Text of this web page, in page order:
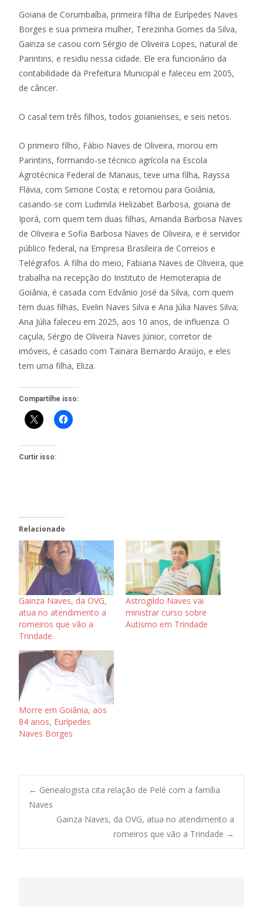
Goiana de Corumbaíba, primeira filha de Eurípedes Naves
Borges e sua primeira mulher, Terezinha Gomes da Silva,
Gainza se casou com Sérgio de Oliveira Lopes, natural de
Parintins, e residiu nessa cidade. Ele era funcionário da
contabilidade da Prefeitura Municipal e faleceu em 2005,
de câncer.
O casal tem três filhos, todos goianienses, e seis netos.
O primeiro filho, Fábio Naves de Oliveira, morou em
Parintins, formando-se técnico agrícola na Escola
Agrotécnica Federal de Manaus, teve uma filha, Rayssa
Flávia, com Simone Costa; e retornou para Goiânia,
casando-se com Ludimila Helizabet Barbosa, goiana de
Iporá, com quem tem duas filhas, Amanda Barbosa Naves
de Oliveira e Sofia Barbosa Naves de Oliveira, e é servidor
público federal, na Empresa Brasileira de Correios e
Telégrafos. A filha do meio, Fabiana Naves de Oliveira, que
trabalha na recepção do Instituto de Hemoterapia de
Goiânia, é casada com Edvânio José da Silva, com quem
tem duas filhas, Evelin Naves Silva e Ana Júlia Naves Silva;
Ana Júlia faleceu em 2025, aos 10 anos, de influenza. O
caçula, Sérgio de Oliveira Naves Júnior, corretor de
imóveis, é casado com Tainara Bernardo Araújo, e eles
tem uma filha, Eliza.
Compartilhe isso:
Curtir isso:
Relacionado
Gainza Naves, da OVG,
atua no atendimento a
romeiros que vão a
Trindade
Astrogildo Naves vai
ministrar curso sobre
Autismo em Trindade
Morre em Goiânia, aos
84 anos, Eurípedes
Naves Borges
Post
navigation
← Genealogista cita relação de Pelé com a família
Naves
Gainza Naves, da OVG, atua no atendimento a
romeiros que vão a Trindade →